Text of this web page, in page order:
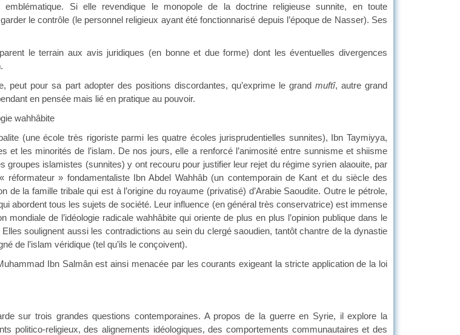
emblématique. Si elle revendique le monopole de la doctrine religieuse sunnite, en toute
le contrôle (le personnel religieux ayant été fonctionnarisé depuis l’époque de Nasser). Ses
le terrain aux avis juridiques (en bonne et due forme) dont les éventuelles divergences
peut pour sa part adopter des positions discordantes, qu’exprime le grand muftî, autre grand
en pensée mais lié en pratique au pouvoir.
wahhâbite
(une école très rigoriste parmi les quatre écoles jurisprudentielles sunnites), Ibn Taymiyya,
et les minorités de l’islam. De nos jours, elle a renforcé l’animosité entre sunnisme et shiisme
groupes islamistes (sunnites) y ont recouru pour justifier leur rejet du régime syrien alaouite, par
réformateur » fondamentaliste Ibn Abdel Wahhâb (un contemporain de Kant et du siècle des
de la famille tribale qui est à l’origine du royaume (privatisé) d’Arabie Saoudite. Outre le pétrole,
abordent tous les sujets de société. Leur influence (en général très conservatrice) est immense
de l’idéologie radicale wahhâbite qui oriente de plus en plus l’opinion publique dans le
soulignent aussi les contradictions au sein du clergé saoudien, tantôt chantre de la dynastie
de l’islam véridique (tel qu’ils le conçoivent).
Ibn Salmân est ainsi menacée par les courants exigeant la stricte application de la loi
sur trois grandes questions contemporaines. A propos de la guerre en Syrie, il explore la
politico-religieux, des alignements idéologiques, des comportements communautaires et des